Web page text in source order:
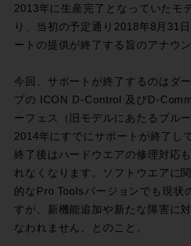
2013年に生産完了となっていたモ
り、当初の予定通り2018年8月31
ートの提供が終了する旨のアナウ
今回、サポートが終了するのはダ
プの ICON D-Control 及びD-
ーフェス（旧モデルにあたるブル
2014年にすでにサポートが終了し
終了後はハードウエアの修理対応
れなくなります。ソフトウエアに
的なPro Toolsバージョンでも現状
すが、新機能追加や新たな障害に
なわれません、とのこと。